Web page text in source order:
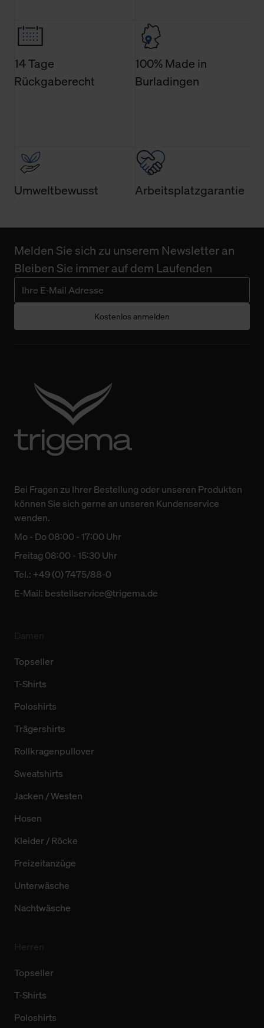
Technologien sowie die Nutzung Ihrer persönlichen Daten
finden Sie in unserer Datenschutzerklärung.
14 Tage
Rückgaberecht
100% Made in
Burladingen
Umweltbewusst Arbeitsplatzgarantie
Melden Sie sich zu unserem Newsletter an
Bleiben Sie immer auf dem Laufenden
Kostenlos anmelden
Bei Fragen zu Ihrer Bestellung oder unseren Produkten
können Sie sich gerne an unseren Kundenservice
wenden.
Mo - Do 08:00 - 17:00 Uhr
Freitag 08:00 - 15:30 Uhr
Tel.: +49 (0) 7475/88-0
E-Mail: bestellservice@trigema.de
Topseller
T-Shirts
Poloshirts
Trägershirts
Rollkragenpullover
Sweatshirts
Jacken / Westen
Hosen
Kleider / Röcke
Freizeitanzüge
Unterwäsche
Nachtwäsche
Topseller
T-Shirts
Poloshirts